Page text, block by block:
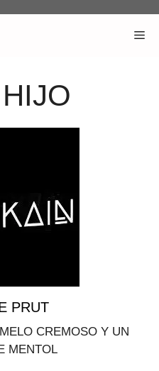
PRUT
CREMOSO Y UN
MENTOL